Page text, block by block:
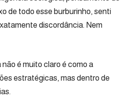
de todo esse burburinho, senti
discordância. Nem
é muito claro é como a
estratégicas, mas dentro de